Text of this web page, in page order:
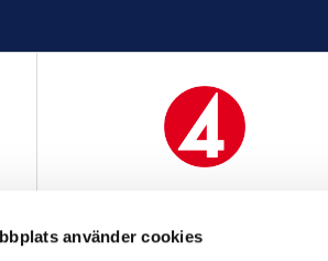
använder cookies